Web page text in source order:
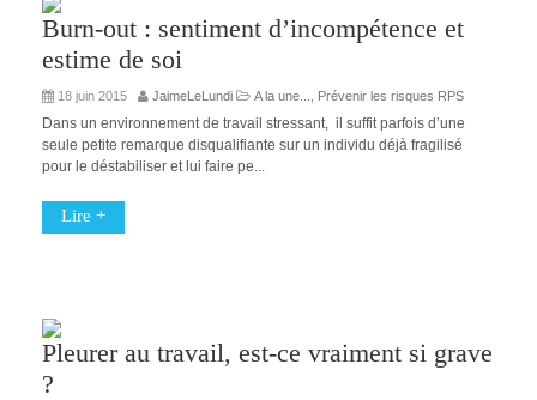
Burn-out : sentiment d’incompétence et
estime de soi
18 juin 2015 JaimeLeLundi A la une..., Prévenir les risques RPS
Dans un environnement de travail stressant, il suffit parfois d’une
seule petite remarque disqualifiante sur un individu déjà fragilisé
pour le déstabiliser et lui faire pe...
Lire +
Pleurer au travail, est-ce vraiment si grave
?